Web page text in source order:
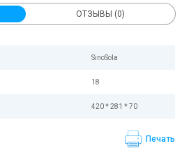
ОТЗЫВЫ (0)
SinoSola
18
420 * 281 * 70
Печать